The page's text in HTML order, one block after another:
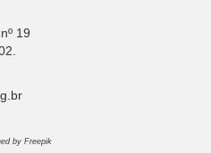
19
by Freepik